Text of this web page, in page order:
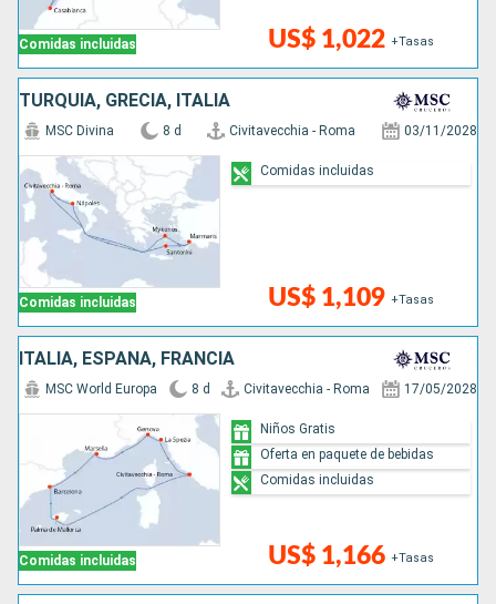
Comidas incluidas US$ 1,022 +Tasas
TURQUÍA, GRECIA, ITALIA
Comidas incluidas
MSC Divina 8 d Civitavecchia - Roma 03/11/2028
US$ 1,109 +Tasas
Comidas incluidas
ITALIA, ESPAÑA, FRANCIA
Comidas incluidas
MSC World Europa 8 d Civitavecchia - Roma 17/05/2028
US$ 1,166 +Tasas
Niños Gratis
Oferta en paquete de bebidas
Comidas incluidas